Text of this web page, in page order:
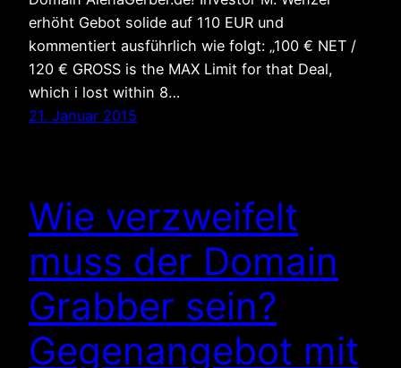
erhöht Gebot solide auf 110 EUR und
kommentiert ausführlich wie folgt: „100 € NET /
120 € GROSS is the MAX Limit for that Deal,
which i lost within 8…
21. Januar 2015
Wie verzweifelt
muss der Domain
Grabber sein?
Gegenangebot mit